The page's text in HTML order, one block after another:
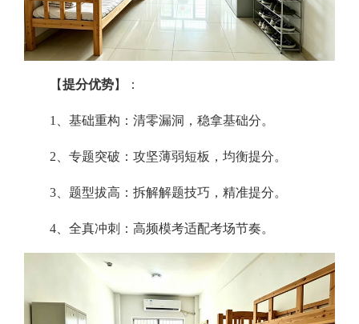
【提分优势】：
1、基础重构：清零漏洞，稳拿基础分。
2、专题突破：攻坚薄弱短板，均衡提分。
3、题型拔高：拆解解题技巧，精准提分。
4、全真冲刺：高频模考适配考场节奏。